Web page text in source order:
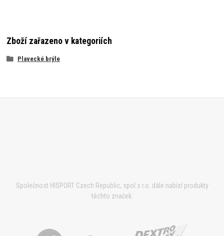
Zboží zařazeno v kategoriích
Plavecké brýle
Společnost HISPORT Czech Republic, spol.s r.o. dále nabízí produkty
těchto značek: